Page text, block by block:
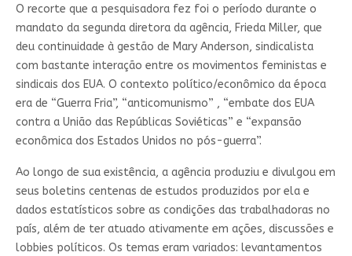
O recorte que a pesquisadora fez foi o período durante o
mandato da segunda diretora da agência, Frieda Miller, que
deu continuidade à gestão de Mary Anderson, sindicalista
com bastante interação entre os movimentos feministas e
sindicais dos EUA. O contexto político/econômico da época
era de “Guerra Fria”, “anticomunismo” , “embate dos EUA
contra a União das Repúblicas Soviéticas” e “expansão
econômica dos Estados Unidos no pós-guerra”.
Ao longo de sua existência, a agência produziu e divulgou em
seus boletins centenas de estudos produzidos por ela e
dados estatísticos sobre as condições das trabalhadoras no
país, além de ter atuado ativamente em ações, discussões e
lobbies políticos. Os temas eram variados: levantamentos